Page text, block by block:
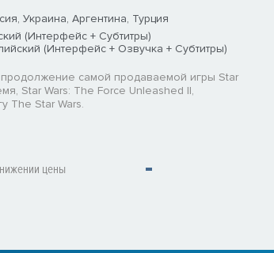
Украина, Аргентина, Турция
(Интерфейс + Субтитры)
(Интерфейс + Озвучка + Субтитры)
самой продаваемой игры Star
Star Wars: The Force Unleashed II,
The Star Wars.
цены